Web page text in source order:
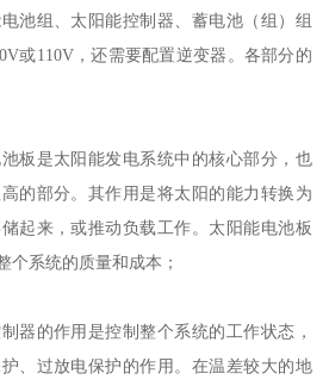
池组、太阳能控制器、蓄电池（组）组
或110V，还需要配置逆变器。各部分的
板是太阳能发电系统中的核心部分，也
的部分。其作用是将太阳的能力转换为
起来，或推动负载工作。太阳能电池板
个系统的质量和成本；
器的作用是控制整个系统的工作状态，
、过放电保护的作用。在温差较大的地